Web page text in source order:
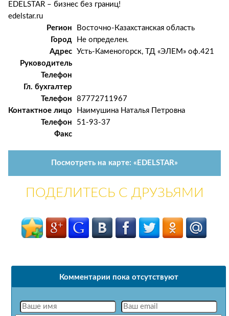
EDELSTAR – бизнес без границ!
edelstar.ru
Регион
Восточно-Казахстанская область
Город
Не определен.
Адрес Усть-Каменогорск, ТД «ЭЛЕМ» оф.421
Руководитель
Телефон
Гл. бухгалтер
Телефон
87772711967
Контактное лицо
Наимушина Наталья Петровна
Телефон
51-93-37
Факс
Посмотреть на карте: «EDELSTAR»
ПОДЕЛИТЕСЬ С ДРУЗЬЯМИ
Комментарии пока отсутствуют